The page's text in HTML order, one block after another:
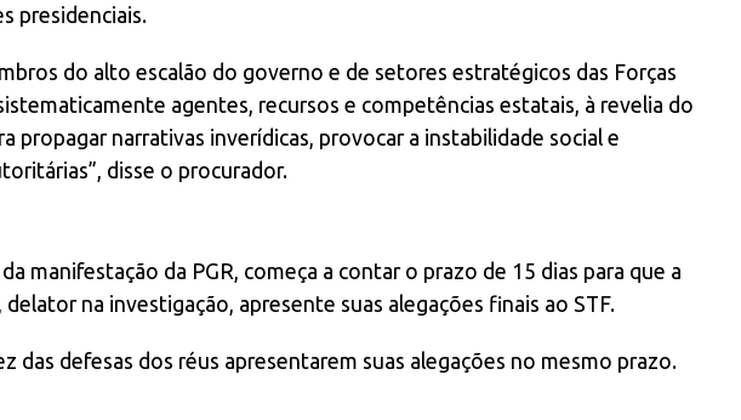
presidenciais.
do alto escalão do governo e de setores estratégicos das Forças
agentes, recursos e competências estatais, à revelia do
propagar narrativas inverídicas, provocar a instabilidade social e
disse o procurador.
manifestação da PGR, começa a contar o prazo de 15 dias para que a
delator na investigação, apresente suas alegações finais ao STF.
das defesas dos réus apresentarem suas alegações no mesmo prazo.